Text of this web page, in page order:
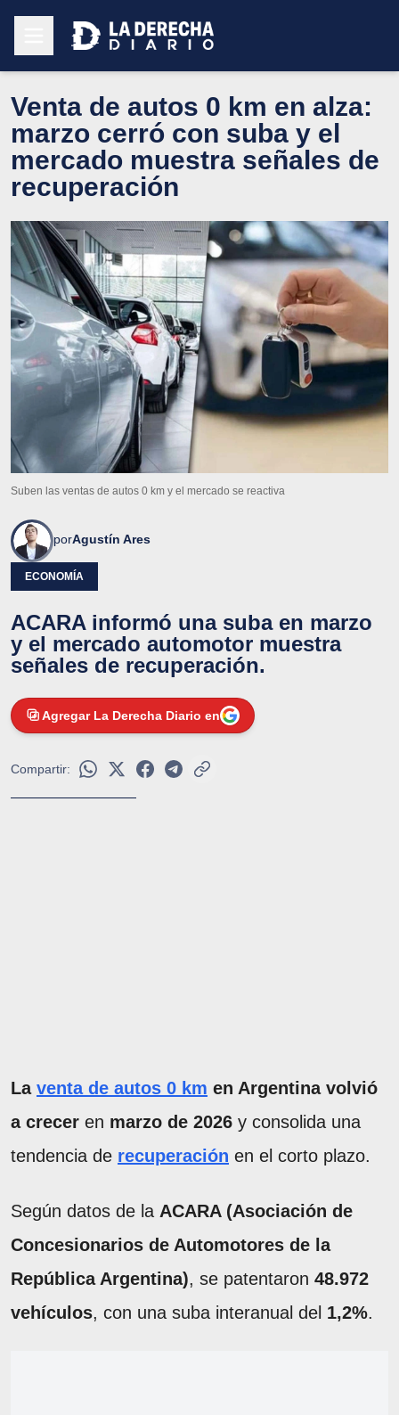
Venta de autos 0 km en alza:
marzo cerró con suba y el
mercado muestra señales de
recuperación
Suben las ventas de autos 0 km y el mercado se reactiva
porAgustín Ares
ECONOMÍA
ACARA informó una suba en marzo
y el mercado automotor muestra
señales de recuperación.
Agregar La Derecha Diario en
Compartir:
La venta de autos 0 km en Argentina volvió
a crecer en marzo de 2026 y consolida una
tendencia de recuperación en el corto plazo.
Según datos de la ACARA (Asociación de
Concesionarios de Automotores de la
República Argentina), se patentaron 48.972
vehículos, con una suba interanual del 1,2%.